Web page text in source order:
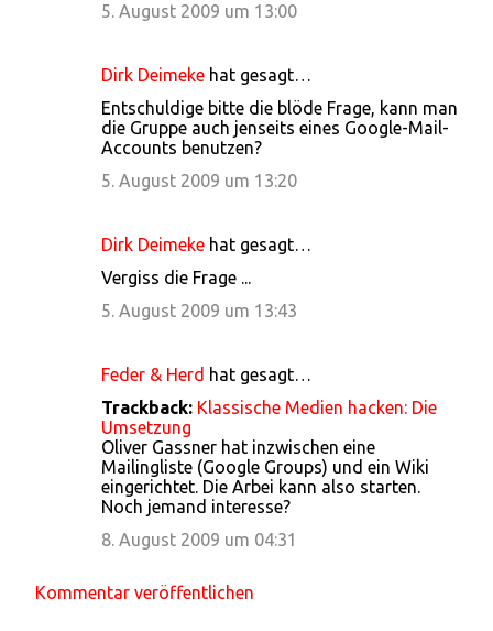
5. August 2009 um 13:00
Dirk Deimeke hat gesagt…
Entschuldige bitte die blöde Frage, kann man
die Gruppe auch jenseits eines Google-Mail-
Accounts benutzen?
5. August 2009 um 13:20
Dirk Deimeke hat gesagt…
Vergiss die Frage ...
5. August 2009 um 13:43
Feder & Herd hat gesagt…
Trackback: Klassische Medien hacken: Die
Umsetzung
Oliver Gassner hat inzwischen eine
Mailingliste (Google Groups) und ein Wiki
eingerichtet. Die Arbei kann also starten.
Noch jemand interesse?
8. August 2009 um 04:31
Kommentar veröffentlichen